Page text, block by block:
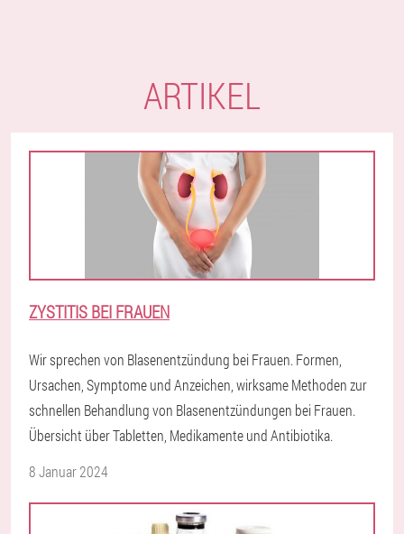
ARTIKEL
ZYSTITIS BEI FRAUEN
Wir sprechen von Blasenentzündung bei Frauen. Formen,
Ursachen, Symptome und Anzeichen, wirksame Methoden zur
schnellen Behandlung von Blasenentzündungen bei Frauen.
Übersicht über Tabletten, Medikamente und Antibiotika.
8 Januar 2024